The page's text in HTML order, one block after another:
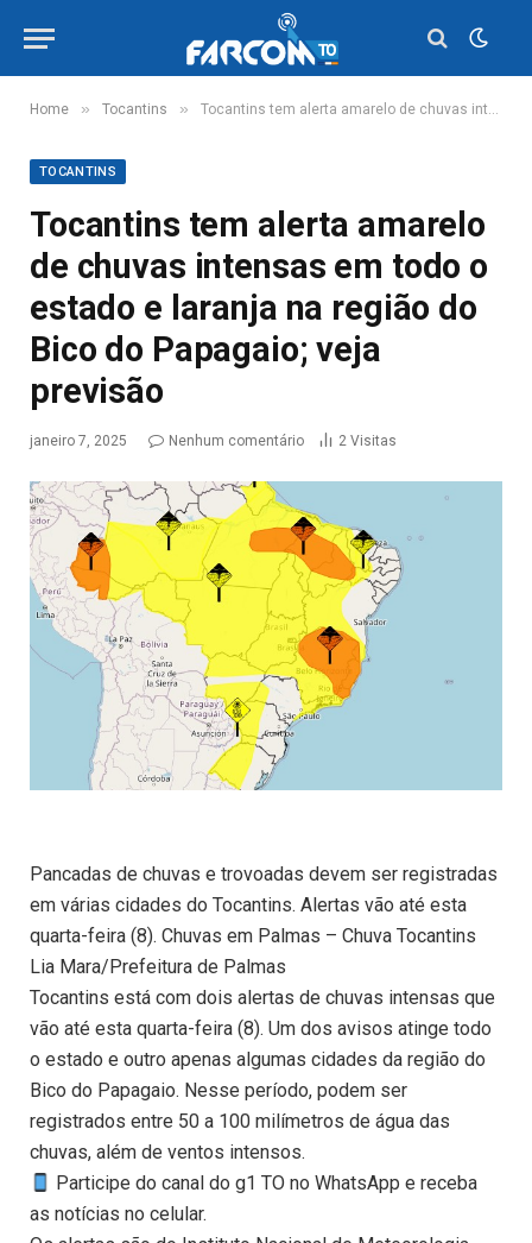
Home » Tocantins » Tocantins tem alerta amarelo de chuvas intensas em todo o estado e laranja na região do Bico do Papagaio; veja previsão
TOCANTINS
Tocantins tem alerta amarelo
de chuvas intensas em todo o
estado e laranja na região do
Bico do Papagaio; veja
previsão
janeiro 7, 2025 Nenhum comentário 2 Visitas
Pancadas de chuvas e trovoadas devem ser registradas
em várias cidades do Tocantins. Alertas vão até esta
quarta-feira (8). Chuvas em Palmas – Chuva Tocantins
Lia Mara/Prefeitura de Palmas
Tocantins está com dois alertas de chuvas intensas que
vão até esta quarta-feira (8). Um dos avisos atinge todo
o estado e outro apenas algumas cidades da região do
Bico do Papagaio. Nesse período, podem ser
registrados entre 50 a 100 milímetros de água das
chuvas, além de ventos intensos.
Participe do canal do g1 TO no WhatsApp e receba
as notícias no celular.